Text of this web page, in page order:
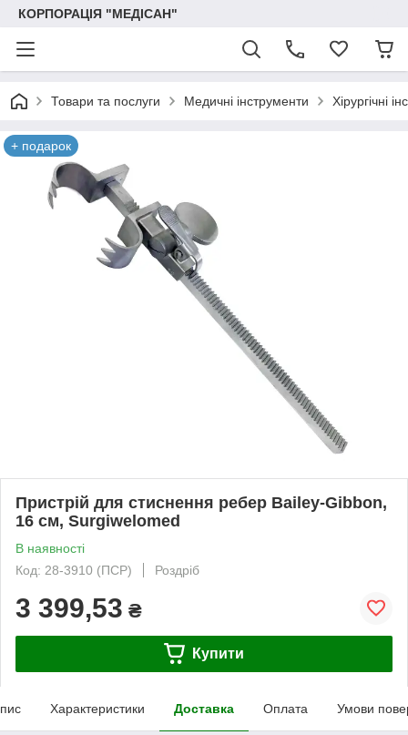
КОРПОРАЦІЯ "МЕДІСАН"
Товари та послуги Медичні інструменти Хірургічні
+ подарок
Пристрій для стиснення ребер Bailey-Gibbon,
16 см, Surgiwelomed
В наявності
Код: 28-3910 (ПСР)
Роздріб
3 399,53 ₴
Купити
Характеристики Доставка Оплата Умови